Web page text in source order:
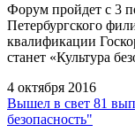
Форум пройдет с 3
Петербургского
квалификации
станет «Культура
4 октября 2016
Вышел в свет 81
безопасность"